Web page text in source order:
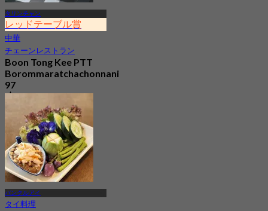
タリンチャン
レッドテーブル賞
中華
チェーンレストラン
Boon Tong Kee PTT
Borommaratchachonnani
97
519 予約済み
から฿ 362.5
バンクルアイ
タイ料理